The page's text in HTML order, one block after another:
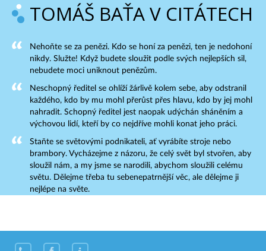
TOMÁŠ BAŤA V CITÁTECH
Nehoňte se za penězi. Kdo se honí za penězi, ten je nedohoní
nikdy. Služte! Když budete sloužit podle svých nejlepších sil,
nebudete moci uniknout penězům.
Neschopný ředitel se ohlíží žárlivě kolem sebe, aby odstranil
každého, kdo by mu mohl přerůst přes hlavu, kdo by jej mohl
nahradit. Schopný ředitel jest naopak udýchán sháněním a
výchovou lidí, kteří by co nejdříve mohli konat jeho práci.
Staňte se světovými podnikateli, ať vyrábíte stroje nebo
brambory. Vycházejme z názoru, že celý svět byl stvořen, aby
sloužil nám, a my jsme se narodili, abychom sloužili celému
světu. Dělejme třeba tu sebenepatrnější věc, ale dělejme ji
nejlépe na světe.